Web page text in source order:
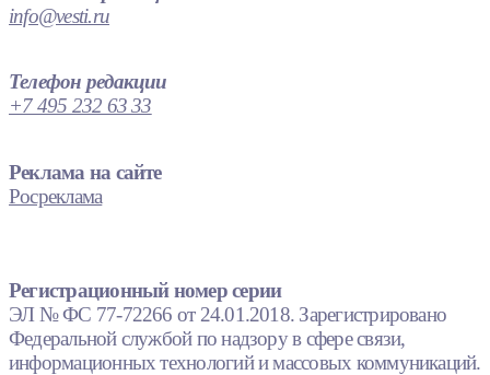
info@vesti.ru
Телефон редакции
+7 495 232 63 33
Реклама на сайте
Росреклама
Регистрационный номер серии
ЭЛ № ФС 77-72266 от 24.01.2018. Зарегистрировано
Федеральной службой по надзору в сфере связи,
информационных технологий и массовых коммуникаций.